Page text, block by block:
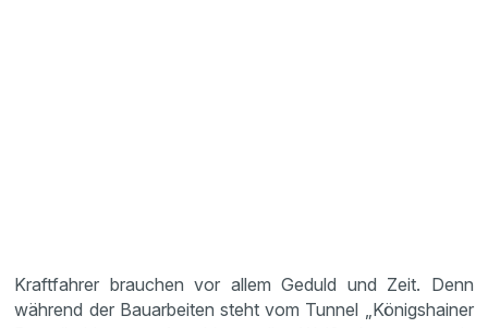
Kraftfahrer brauchen vor allem Geduld und Zeit. Denn
während der Bauarbeiten steht vom Tunnel „Königshainer